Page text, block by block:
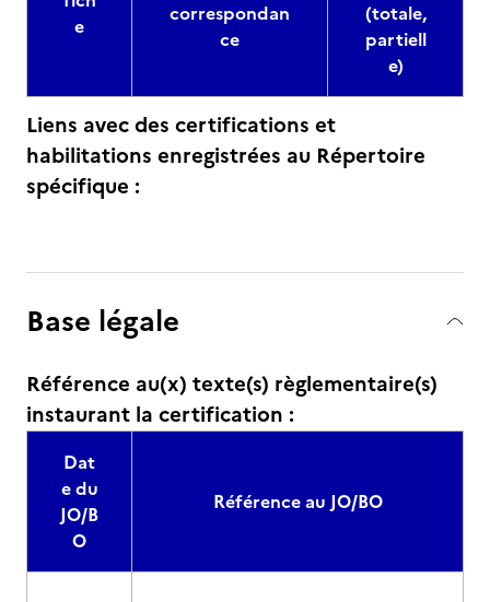
e
correspondan
ce
(totale,
partiell
e)
Liens avec des certifications et
habilitations enregistrées au Répertoire
spécifique :
Base légale
Référence au(x) texte(s) règlementaire(s)
instaurant la certification :
Dat
e du
JO/B
O
Référence au JO/BO